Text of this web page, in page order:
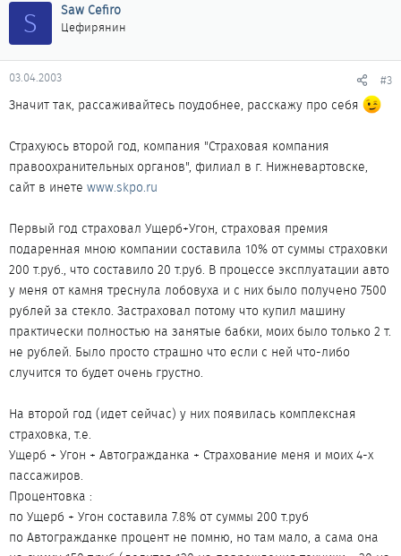
S Saw Cefiro
Цефирянин
03.04.2003 #3
Значит так, рассаживайтесь поудобнее, расскажу про себя
Страхуюсь второй год, компания "Страховая компания
правоохранительных органов", филиал в г. Нижневартовске,
сайт в инете www.skpo.ru
Первый год страховал Ущерб+Угон, страховая премия
подаренная мною компании составила 10% от суммы страховки
200 т.руб., что составило 20 т.руб. В процессе эксплуатации авто
у меня от камня треснула лобовуха и с них было получено 7500
рублей за стекло. Застраховал потому что купил машину
практически полностью на занятые бабки, моих было только 2 т.
не рублей. Было просто страшно что если с ней что-либо
случится то будет очень грустно.
На второй год (идет сейчас) у них появилась комплексная
страховка, т.е.
Ущерб + Угон + Автогражданка + Страхование меня и моих 4-х
пассажиров.
Процентовка :
по Ущерб + Угон составила 7.8% от суммы 200 т.руб
по Автогражданке процент не помню, но там мало, а сама она